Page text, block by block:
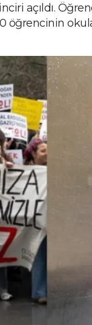
açıldı.
öğrencinin